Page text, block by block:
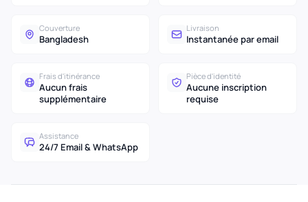
Couverture
Bangladesh
Livraison
Instantanée par email
Frais d'itinérance
Aucun frais
supplémentaire
Pièce d'identité
Aucune inscription
requise
Assistance
24/7 Email & WhatsApp